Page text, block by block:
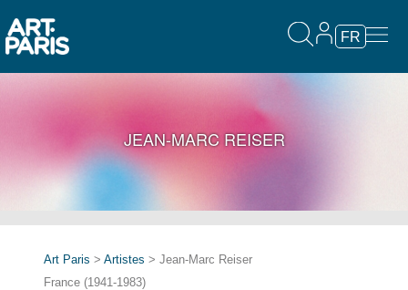
FR
JEAN-MARC REISER
Art Paris > Artistes > Jean-Marc Reiser
France (1941-1983)